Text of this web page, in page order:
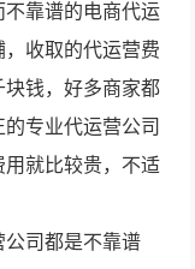
靠谱的电商代运
收取的代运营费
钱，好多商家都
专业代运营公司
就比较贵，不适
司都是不靠谱